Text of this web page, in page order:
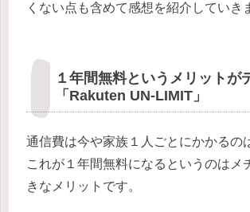
くない点も含めて感想を紹介していき
１年間無料というメリットが
「Rakuten UN-LIMIT」
通信費は今や家族１人ごとにかかるの
これが１年間無料になるというのはメ
きなメリットです。